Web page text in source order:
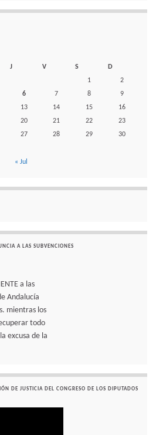
J V S
D
1
2
6 7 8
9
13 14 15
16
20 21 22
23
27 28 29
30
« Jul
A LAS SUBVENCIONES
a las
Andalucía
mientras los
todo
excusa de la
DE JUSTICIA DEL CONGRESO DE LOS DIPUTADOS